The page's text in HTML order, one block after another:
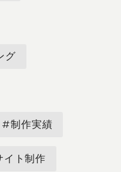
グ
#制作実績
ト制作